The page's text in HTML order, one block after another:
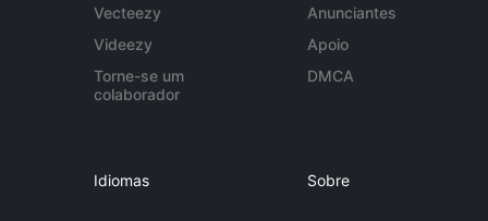
Vecteezy
Videezy
Torne-se um
colaborador
Anunciantes
Apoio
DMCA
Idiomas Sobre